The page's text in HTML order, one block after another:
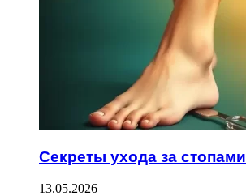
Секреты ухода за стопами
13.05.2026